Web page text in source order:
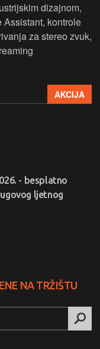
dizajnom,
Assistant, kontrole
za stereo zvuk,
AKCIJA
- besplatno
ljetnog
NA TRŽIŠTU